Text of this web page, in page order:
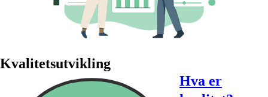
Kvalitetsutvikling
Hva er